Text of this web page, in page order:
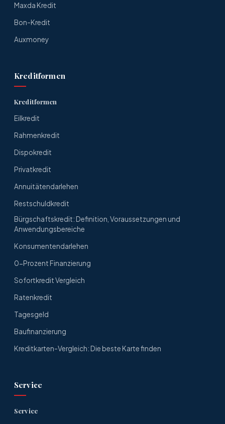
Maxda Kredit
Bon-Kredit
Auxmoney
Kreditformen
Kreditformen
Eilkredit
Rahmenkredit
Dispokredit
Privatkredit
Annuitätendarlehen
Restschuldkredit
Bürgschaftskredit: Definition, Voraussetzungen und
Anwendungsbereiche
Konsumentendarlehen
0-Prozent Finanzierung
Sofortkredit Vergleich
Ratenkredit
Tagesgeld
Baufinanzierung
Kreditkarten-Vergleich: Die beste Karte finden
Service
Service